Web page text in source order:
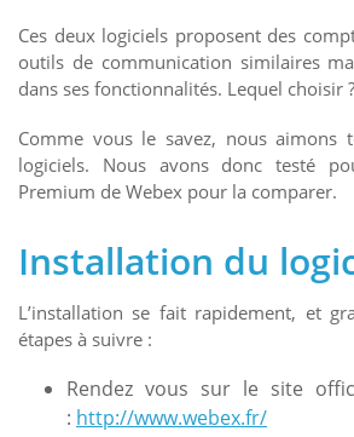
Ces deux logiciels proposent des
outils de communication similaires
dans ses fonctionnalités. Lequel choisir ?
Comme vous le savez, nous aimons
logiciels. Nous avons donc testé
Premium de Webex pour la comparer.
Installation du
L’installation se fait rapidement, et
étapes à suivre :
Rendez vous sur le site
: http://www.webex.fr/